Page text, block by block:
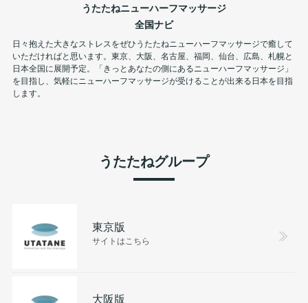
うたたねニューハーフマッサージ
全国ナビ
日々抱えた大きなストレスをぜひうたたねニューハーフマッサージで癒して
いただければと思います。東京、大阪、名古屋、福岡、仙台、広島、札幌と
日本全国に展開予定。「きっとあなたの側にあるニューハーフマッサージ」
を目指し、気軽にニューハーフマッサージが受けることが出来る日本を目指
します。
うたたねグループ
東京版
サイトはこちら
大阪版